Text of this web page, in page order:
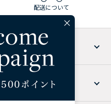
配送について